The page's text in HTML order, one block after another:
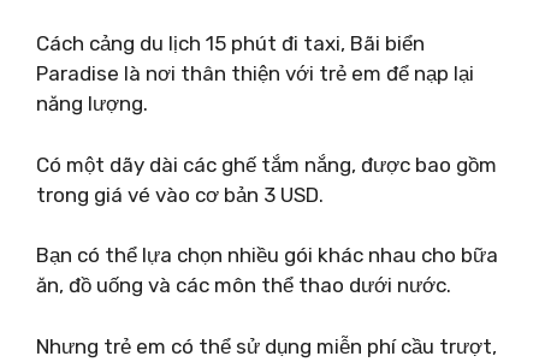
Cách cảng du lịch 15 phút đi taxi, Bãi biển
Paradise là nơi thân thiện với trẻ em để nạp lại
năng lượng.
Có một dãy dài các ghế tắm nắng, được bao gồm
trong giá vé vào cơ bản 3 USD.
Bạn có thể lựa chọn nhiều gói khác nhau cho bữa
ăn, đồ uống và các môn thể thao dưới nước.
Nhưng trẻ em có thể sử dụng miễn phí cầu trượt,